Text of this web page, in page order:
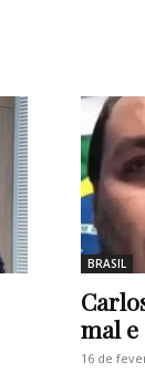
BRASIL
mal
16 de